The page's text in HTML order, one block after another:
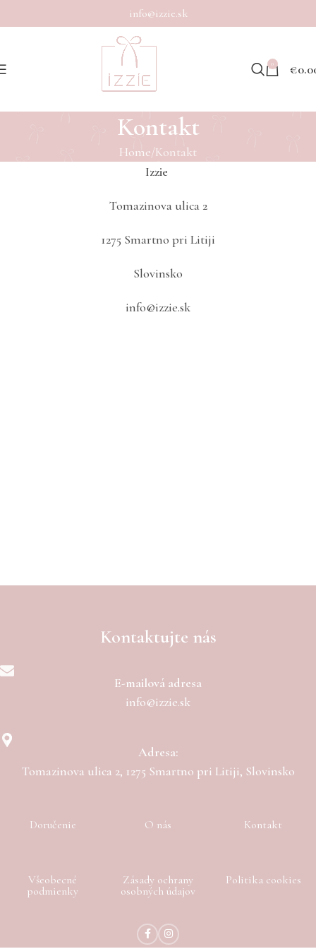
info@izzie.sk
0 €
Kontakt
Home Kontakt
Izzie
Tomazinova ulica 2
1275 Smartno pri Litiji
Slovinsko
info@izzie.sk
Kontaktujte nás
E-mailová adresa
info@izzie.sk
Adresa:
Tomazinova ulica 2, 1275 Smartno pri Litiji, Slovinsko
Doručenie O nás Kontakt
Všeobecné
podmienky
Zásady ochrany
osobných údajov
Politika cookies
Dostave v porodnišnice med vikendom žal niso mogoče